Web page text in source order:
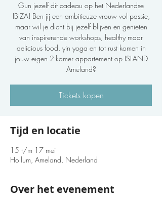
Gun jezelf dit cadeau op het Nederlandse
IBIZA! Ben jij een ambitieuze vrouw vol passie,
maar wil je dicht bij jezelf blijven en genieten
van inspirerende workshops, healthy maar
delicious food, yin yoga en tot rust komen in
jouw eigen 2-kamer appartement op ISLAND
Ameland?
Tickets kopen
Tijd en locatie
15 t/m 17 mei
Hollum, Ameland, Nederland
Over het evenement